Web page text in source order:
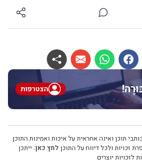
הצטרפות
תוכן ואינה אחראית על איכות ואמינות התוכן
זכויות ולכל דיווח על התוכן לחץ כאן. ייתכן
לזכויות יוצרים